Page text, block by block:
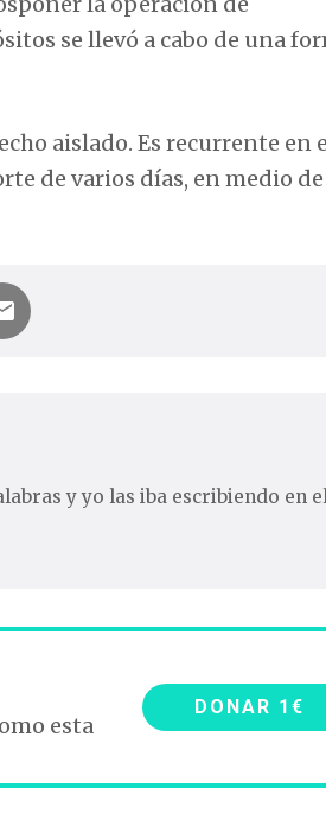
se llevó a cabo de una
aislado. Es recurrente en
de varios días, en medio
y yo las iba escribiendo en
esta
DONAR 1€